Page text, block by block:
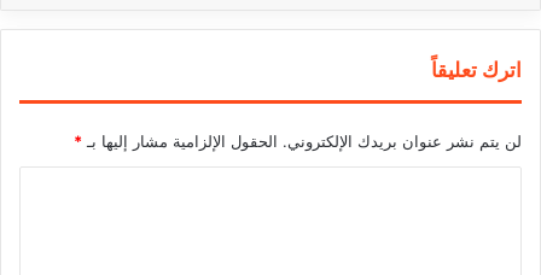
اترك تعليقاً
لن يتم نشر عنوان بريدك الإلكتروني. الحقول الإلزامية مشار إليها بـ *